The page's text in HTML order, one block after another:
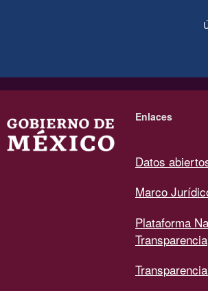
Enlaces
Datos
Marco
Plataforma
Transparencia